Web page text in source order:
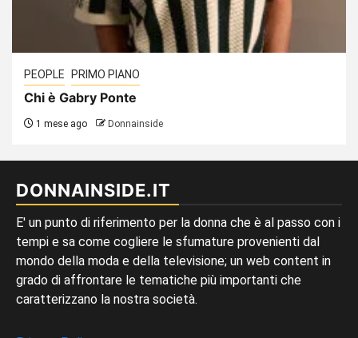
PEOPLE PRIMO PIANO
Chi è Gabry Ponte
1 mese ago Donnainside
DONNAINSIDE.IT
E' un punto di riferimento per la donna che è al passo con i
tempi e sa come cogliere le sfumature provenienti dal
mondo della moda e della televisione; un web content in
grado di affrontare le tematiche più importanti che
caratterizzano la nostra società.